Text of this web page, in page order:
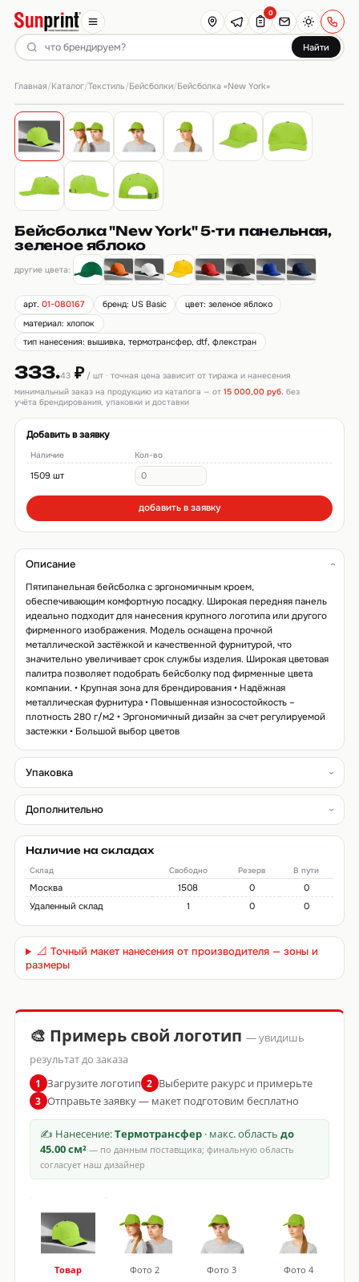
Найти
0
Главная/Каталог/Текстиль/Бейсболки/Бейсболка «New York»
Бейсболка "New York" 5-ти панельная,
зеленое яблоко
другие цвета:
арт.01-080167 бренд: US Basic
цвет: зеленое яблоко
материал: хлопок
тип нанесения: вышивка, термотрансфер, dtf, флекстран
333.43₽/ шт · точная цена зависит от тиража и нанесения
минимальный заказ на продукцию из каталога — от 15 000,00 руб. без
учёта брендирования, упаковки и доставки
Добавить в заявку
Наличие Кол-во
1509 шт
добавить в заявку
Описание
Пятипанельная бейсболка с эргономичным кроем,
обеспечивающим комфортную посадку. Широкая передняя панель
идеально подходит для нанесения крупного логотипа или другого
фирменного изображения. Модель оснащена прочной
металлической застёжкой и качественной фурнитурой, что
значительно увеличивает срок службы изделия. Широкая цветовая
палитра позволяет подобрать бейсболку под фирменные цвета
компании. • Крупная зона для брендирования • Надёжная
металлическая фурнитура • Повышенная износостойкость –
плотность 280 г/м2 • Эргономичный дизайн за счет регулируемой
застежки • Большой выбор цветов
Упаковка
Дополнительно
Наличие на складах
Склад Свободно Резерв В пути
Москва 1508 0
0
Удаленный склад
1 0 0
📐 Точный макет нанесения от производителя — зоны и
размеры
🎨 Примерь свой логотип — увидишь
результат до заказа
1 Загрузите логотип 2 Выберите ракурс и примерьте
3 Отправьте заявку — макет подготовим бесплатно
✍ Нанесение:Термотрансфер· макс. область до
45.00 см²— по данным поставщика; финальную область
согласует наш дизайнер
Товар Фото 2 Фото 3 Фото 4